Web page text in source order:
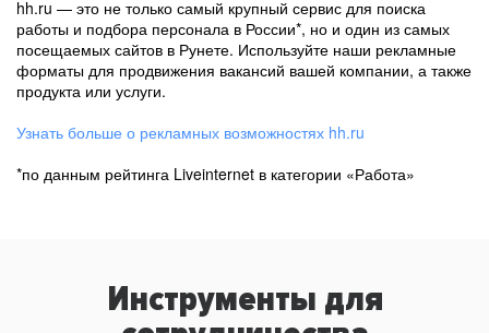
hh.ru — это не только самый крупный сервис для поиска
работы и подбора персонала в России*, но и один из самых
посещаемых сайтов в Рунете. Используйте наши рекламные
форматы для продвижения вакансий вашей компании, а также
продукта или услуги.
Узнать больше о рекламных возможностях hh.ru
*по данным рейтинга Liveinternet в категории «Работа»
Инструменты для